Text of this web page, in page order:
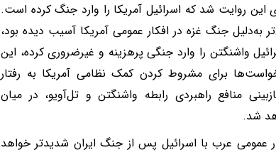
روایت شد که اسرائیل آمریکا را وارد جنگ کرده است.
جنگ غزه در افکار عمومی آمریکا آسیب دیده بود،
واشنگتن را وارد جنگی پرهزینه و غیرضروری کرده، این
برای مشروط کردن کمک نظامی آمریکا به رفتار
منافع راهبردی رابطه واشنگتن و تل‌آویو، در میان
شد.
عمومی عرب با اسرائیل پس از جنگ ایران شدیدتر خواهد